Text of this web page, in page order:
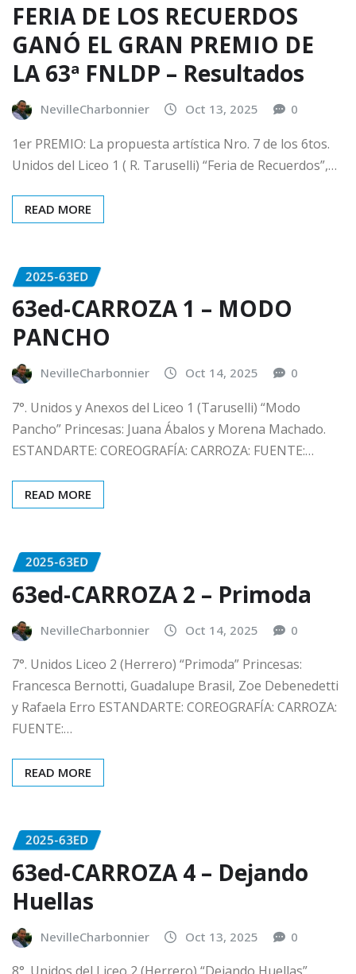
FERIA DE LOS RECUERDOS
GANÓ EL GRAN PREMIO DE
LA 63ª FNLDP – Resultados
NevilleCharbonnier Oct 13, 2025 0
1er PREMIO: La propuesta artística Nro. 7 de los 6tos.
Unidos del Liceo 1 ( R. Taruselli) “Feria de Recuerdos”,…
READ MORE
2025-63ED
63ed-CARROZA 1 – MODO
PANCHO
NevilleCharbonnier Oct 14, 2025 0
7°. Unidos y Anexos del Liceo 1 (Taruselli) “Modo
Pancho” Princesas: Juana Ábalos y Morena Machado.
ESTANDARTE: COREOGRAFÍA: CARROZA: FUENTE:…
READ MORE
2025-63ED
63ed-CARROZA 2 – Primoda
NevilleCharbonnier Oct 14, 2025 0
7°. Unidos Liceo 2 (Herrero) “Primoda” Princesas:
Francesca Bernotti, Guadalupe Brasil, Zoe Debenedetti
y Rafaela Erro ESTANDARTE: COREOGRAFÍA: CARROZA:
FUENTE:…
READ MORE
2025-63ED
63ed-CARROZA 4 – Dejando
Huellas
NevilleCharbonnier Oct 13, 2025 0